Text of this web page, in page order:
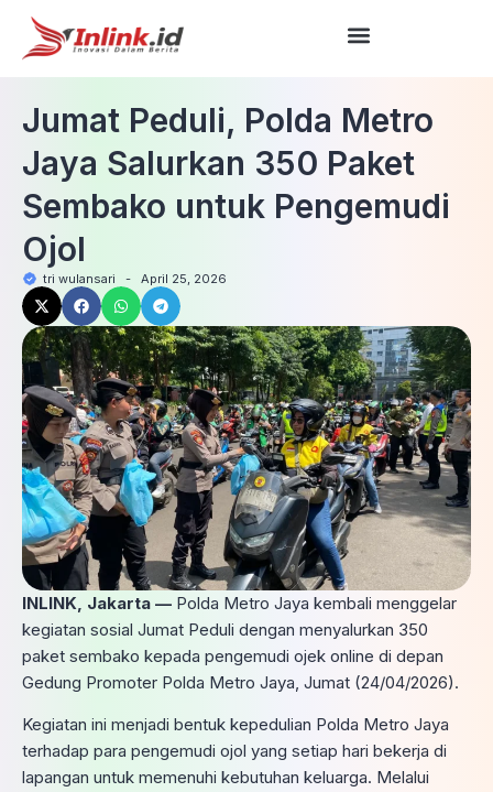
Jumat Peduli, Polda Metro
Jaya Salurkan 350 Paket
Sembako untuk Pengemudi
Ojol
tri wulansari - April 25, 2026
INLINK, Jakarta — Polda Metro Jaya kembali menggelar
kegiatan sosial Jumat Peduli dengan menyalurkan 350
paket sembako kepada pengemudi ojek online di depan
Gedung Promoter Polda Metro Jaya, Jumat (24/04/2026).
Kegiatan ini menjadi bentuk kepedulian Polda Metro Jaya
terhadap para pengemudi ojol yang setiap hari bekerja di
lapangan untuk memenuhi kebutuhan keluarga. Melalui